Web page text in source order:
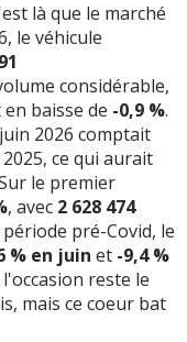
là que le marché
le véhicule
considérable,
baisse de -0,9 %.
2026 comptait
ce qui aurait
le premier
, avec 2 628 474
pré-Covid, le
% en juin et -9,4 %
reste le
mais ce coeur bat